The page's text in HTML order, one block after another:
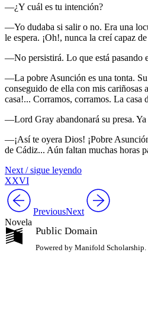
—¿Y cuál es tu intención?
—Yo dudaba si salir o no. Era una
le espera. ¡Oh!, nunca la creí capaz
—No persistirá. Lo que está pasando
—La pobre Asunción es una tonta.
conseguido de ella con mis cariñosas
casa!... Corramos, corramos. La casa
—Lord Gray abandonará su presa.
—¡Así te oyera Dios! ¡Pobre
de Cádiz... Aún faltan muchas horas
Next / sigue leyendo
XXVI
PreviousNext
Novela
Public Domain
Powered by Manifold Scholarship.